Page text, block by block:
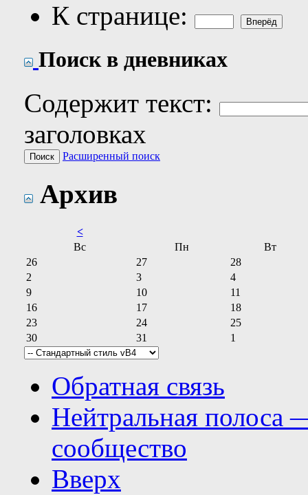
К странице:
Поиск в дневниках
Содержит текст:
заголовках
Расширенный поиск
Архив
<
Вс
Пн
Вт
26
27
28
2
3
4
9
10
11
16
17
18
23
24
25
30
31 1
Обратная связь
Нейтральная полоса
сообщество
Вверх